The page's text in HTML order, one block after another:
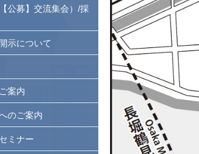
公募】交流集会）/採
示について
案内
のご案内
ミナー